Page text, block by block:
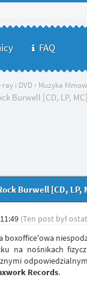
FAQ
i DVD› Muzyka
Burwell [CD, LP,
Burwell [CD, LP,
(Ten post był
boxoffice'owa
na nośnikach
Records.